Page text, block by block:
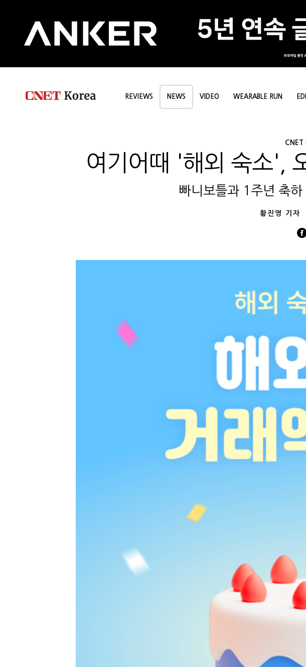
REVIEWS NEWS VIDEO WEARABLE RUN
CNET
여기어때 '해외 숙소',
빠니보틀과 1주년 축
황진영 기자